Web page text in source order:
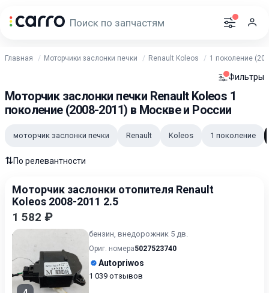
Главная Моторчики заслонки печки Renault Koleos 1 поколение
Фильтры
Моторчик заслонки печки Renault Koleos 1
поколение (2008-2011) в Москве и России
моторчик заслонки печки Renault Koleos 1 поколение
⇅По релевантности
Моторчик заслонки отопителя Renault
Koleos 2008-2011 2.5
1 582 ₽
бензин, внедорожник 5 дв.
Ориг. номера5027523740
Autopriwos
1 039 отзывов